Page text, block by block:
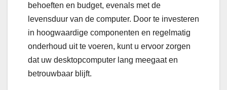
behoeften en budget, evenals met de
levensduur van de computer. Door te investeren
in hoogwaardige componenten en regelmatig
onderhoud uit te voeren, kunt u ervoor zorgen
dat uw desktopcomputer lang meegaat en
betrouwbaar blijft.